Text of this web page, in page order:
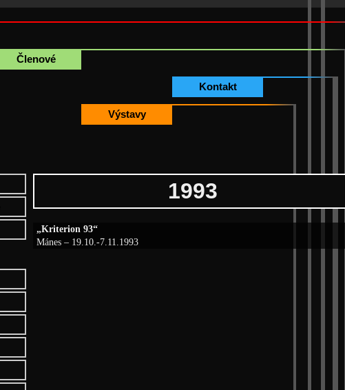
Členové
Výstavy
Kontakt
1993
„Kriterion 93“
Mánes – 19.10.-7.11.1993